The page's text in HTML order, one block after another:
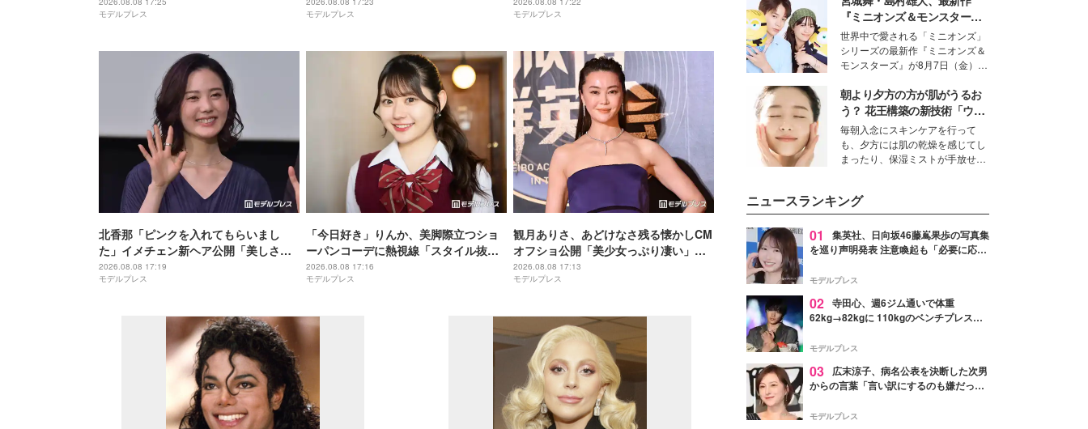
モデルプレス
楽曲のプロデュース手掛ける
モデルプレス
ぽい」と絶賛の声
モデルプレス
北香那「ピンクを入れてもらいまし
た」イメチェン新ヘア公開「美しさ増
し増し」「おしゃれ」と反響
2026.08.08 17:19
モデルプレス
「今日好き」りんか、美脚際立つショ
ーパンコーデに熱視線「スタイル抜群
で憧れる」「さすがの着こなし」
2026.08.08 17:16
モデルプレス
観月ありさ、あどけなさ残る懐かしCM
オフショ公開「美少女っぷり凄い」
「透明感レベチ」と反響
2026.08.08 17:13
モデルプレス
好さんを迎えて本音で女子会トー
ク。猛暑のお出かけを快適に過ご
すヒントや、2人が感動した夏の
生理の新常識にも迫りました。
『ミニオンズ＆モンスター
ズ』の魅力熱弁 ハチャメチャ
だけじゃない“友情と絆”に感
動
世界中で愛される「ミニオンズ」
シリーズの最新作『ミニオンズ＆
モンスターズ』が8月7日（金）に
ニオン好き”という共通点を持つモ
デルの宮城舞と島村雄大の特別対
談をお届け！それぞれの視点か
ら、今作ならではの魅力や予想外
の感動をもたらす奥深いストーリ
ーについて熱く語り合ってもらっ
朝より夕方の方が肌がうるお
う？ 花王構築の新技術「ウォ
ーターキャプチャリングスキ
ン（捕水肌）」がスキンケア
の常識を変える予感
毎朝入念にスキンケアを行って
も、夕方には肌の乾燥を感じてし
まったり、保湿ミストが手放せな
性を秘めた、革新的な「Water
Capturing Skin（ウォーターキャ
プチャリングスキン：捕水肌）」
技術を、花王が構築した。
ニュースランキング
01
集英社、日向坂46藤嶌果歩の写真集
を巡り声明発表 注意喚起も「必要に応じ
モデルプレス
02 寺田心、週6ジム通いで体重
62kg→82kgに 110kgのベンチプレス持
「かっこいい」と反響
モデルプレス
03
広末涼子、病名公表を決断した次男
からの言葉「言い訳にするのも嫌だっ
モデルプレス